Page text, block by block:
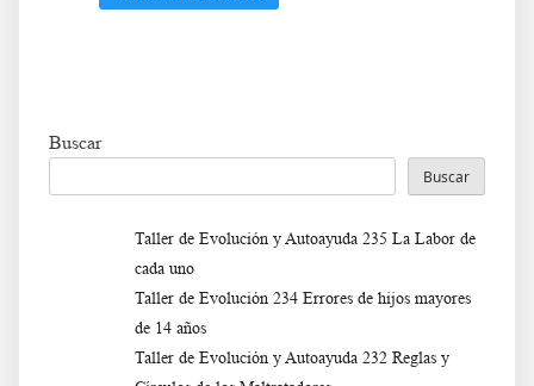
Buscar
Buscar
Taller de Evolución y Autoayuda 235 La Labor de
cada uno
Taller de Evolución 234 Errores de hijos mayores
de 14 años
Taller de Evolución y Autoayuda 232 Reglas y